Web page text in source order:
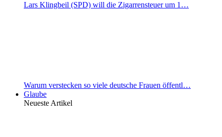
Lars Klingbeil (SPD) will die Zigarrensteuer um 1…
Warum verstecken so viele deutsche Frauen öffentl…
Glaube
Neueste Artikel